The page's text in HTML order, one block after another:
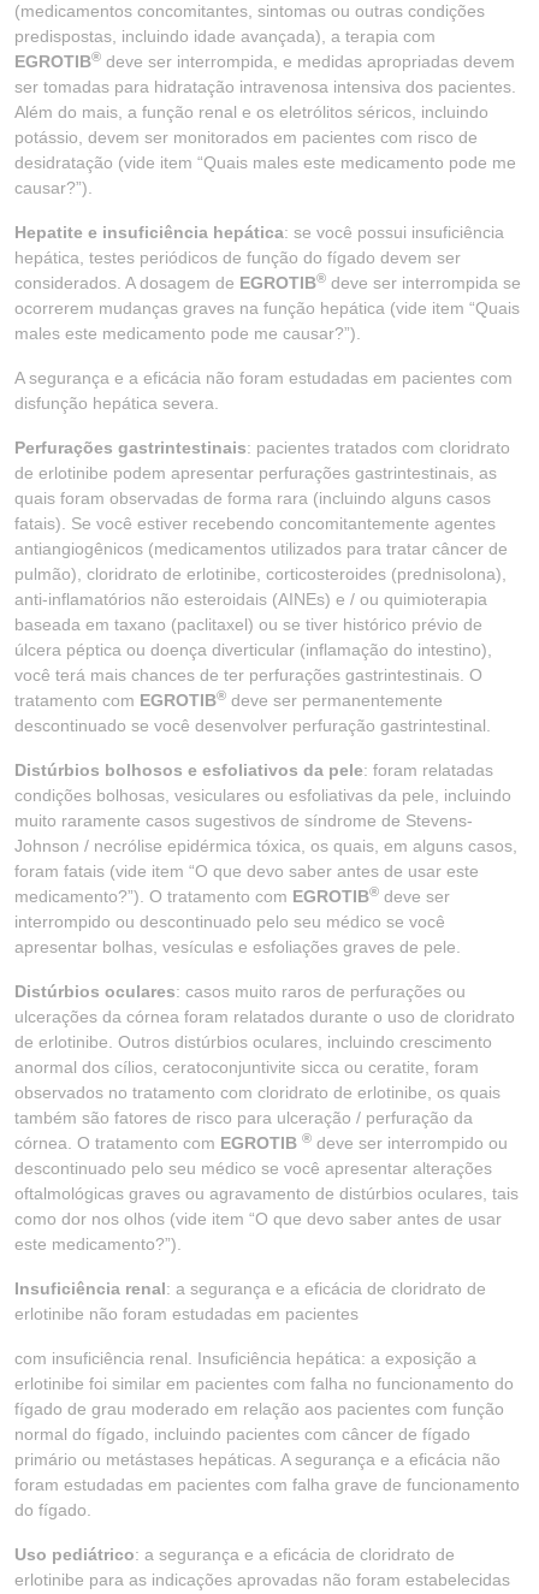
(medicamentos concomitantes, sintomas ou outras condições
predispostas, incluindo idade avançada), a terapia com
EGROTIB® deve ser interrompida, e medidas apropriadas devem
ser tomadas para hidratação intravenosa intensiva dos pacientes.
Além do mais, a função renal e os eletrólitos séricos, incluindo
potássio, devem ser monitorados em pacientes com risco de
desidratação (vide item “Quais males este medicamento pode me
causar?”).
Hepatite e insuficiência hepática: se você possui insuficiência
hepática, testes periódicos de função do fígado devem ser
considerados. A dosagem de EGROTIB® deve ser interrompida se
ocorrerem mudanças graves na função hepática (vide item “Quais
males este medicamento pode me causar?”).
A segurança e a eficácia não foram estudadas em pacientes com
disfunção hepática severa.
Perfurações gastrintestinais: pacientes tratados com cloridrato
de erlotinibe podem apresentar perfurações gastrintestinais, as
quais foram observadas de forma rara (incluindo alguns casos
fatais). Se você estiver recebendo concomitantemente agentes
antiangiogênicos (medicamentos utilizados para tratar câncer de
pulmão), cloridrato de erlotinibe, corticosteroides (prednisolona),
anti-inflamatórios não esteroidais (AINEs) e / ou quimioterapia
baseada em taxano (paclitaxel) ou se tiver histórico prévio de
úlcera péptica ou doença diverticular (inflamação do intestino),
você terá mais chances de ter perfurações gastrintestinais. O
tratamento com EGROTIB® deve ser permanentemente
descontinuado se você desenvolver perfuração gastrintestinal.
Distúrbios bolhosos e esfoliativos da pele: foram relatadas
condições bolhosas, vesiculares ou esfoliativas da pele, incluindo
muito raramente casos sugestivos de síndrome de Stevens-
Johnson / necrólise epidérmica tóxica, os quais, em alguns casos,
foram fatais (vide item “O que devo saber antes de usar este
medicamento?”). O tratamento com EGROTIB® deve ser
interrompido ou descontinuado pelo seu médico se você
apresentar bolhas, vesículas e esfoliações graves de pele.
Distúrbios oculares: casos muito raros de perfurações ou
ulcerações da córnea foram relatados durante o uso de cloridrato
de erlotinibe. Outros distúrbios oculares, incluindo crescimento
anormal dos cílios, ceratoconjuntivite sicca ou ceratite, foram
observados no tratamento com cloridrato de erlotinibe, os quais
também são fatores de risco para ulceração / perfuração da
córnea. O tratamento com EGROTIB ® deve ser interrompido ou
descontinuado pelo seu médico se você apresentar alterações
oftalmológicas graves ou agravamento de distúrbios oculares, tais
como dor nos olhos (vide item “O que devo saber antes de usar
este medicamento?”).
Insuficiência renal: a segurança e a eficácia de cloridrato de
erlotinibe não foram estudadas em pacientes
com insuficiência renal. Insuficiência hepática: a exposição a
erlotinibe foi similar em pacientes com falha no funcionamento do
fígado de grau moderado em relação aos pacientes com função
normal do fígado, incluindo pacientes com câncer de fígado
primário ou metástases hepáticas. A segurança e a eficácia não
foram estudadas em pacientes com falha grave de funcionamento
do fígado.
Uso pediátrico: a segurança e a eficácia de cloridrato de
erlotinibe para as indicações aprovadas não foram estabelecidas